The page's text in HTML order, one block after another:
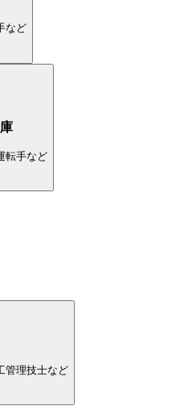
など
転手など
管理技士など